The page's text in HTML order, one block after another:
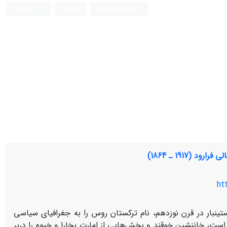
ـ 1864)
در قرن نوزدهم، نام ترکستان روس را به جغرافیای سیاسی